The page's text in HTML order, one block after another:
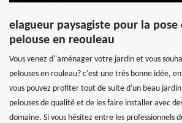
elagueur paysagiste pour la pose
pelouse en reouleau
Vous venez d''aménager votre jardin et vous
pelouses en rouleau? c'est une très bonne idée,
vous pouvez profiter tout de suite d'un beau
pelouses de qualité et de les faire installer avec
domaine. Si vous hésitez entre les professionnels